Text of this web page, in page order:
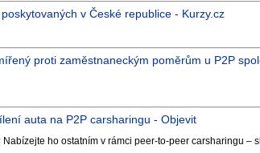
v České republice - Kurzy.cz
proti zaměstnaneckým poměrům u P2P
auta na P2P carsharingu - Objevit
ho ostatním v rámci peer-to-peer carsharingu –